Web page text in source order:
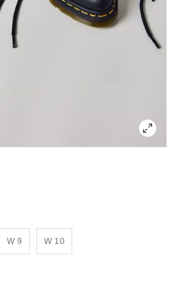
W 9 W 10